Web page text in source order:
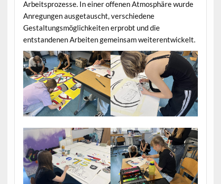
Arbeitsprozesse. In einer offenen Atmosphäre wurde
Anregungen ausgetauscht, verschiedene
Gestaltungsmöglichkeiten erprobt und die
entstandenen Arbeiten gemeinsam weiterentwickelt.